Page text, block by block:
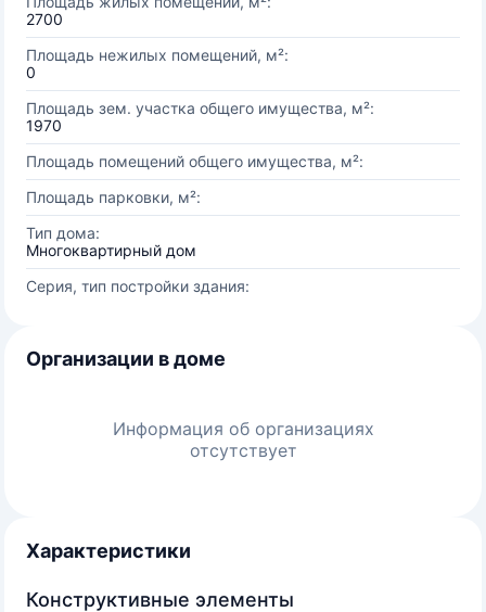
2700
Площадь нежилых помещений, м²:
0
Площадь зем. участка общего имущества, м²:
1970
Площадь помещений общего имущества, м²:
Площадь парковки, м²:
Тип дома:
Многоквартирный дом
Серия, тип постройки здания:
Организации в доме
Информация об организациях
отсутствует
Характеристики
Конструктивные элементы